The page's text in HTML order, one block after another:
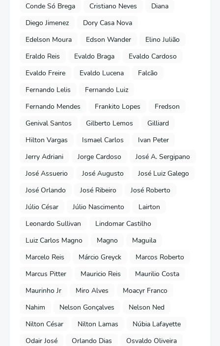
Conde Só Brega
Cristiano Neves
Diana
Diego Jimenez
Dory Casa Nova
Edelson Moura
Edson Wander
Elino Julião
Eraldo Reis
Evaldo Braga
Evaldo Cardoso
Evaldo Freire
Evaldo Lucena
Falcão
Fernando Lelis
Fernando Luiz
Fernando Mendes
Frankito Lopes
Fredson
Genival Santos
Gilberto Lemos
Gilliard
Hilton Vargas
Ismael Carlos
Ivan Peter
Jerry Adriani
Jorge Cardoso
José A. Sergipano
José Assuerio
José Augusto
José Luiz Galego
José Orlando
José Ribeiro
José Roberto
Júlio César
Júlio Nascimento
Lairton
Leonardo Sullivan
Lindomar Castilho
Luiz Carlos Magno
Magno
Maguila
Marcelo Reis
Márcio Greyck
Marcos Roberto
Marcus Pitter
Mauricio Reis
Maurilio Costa
Maurinho Jr
Miro Alves
Moacyr Franco
Nahim
Nelson Gonçalves
Nelson Ned
Nilton César
Nilton Lamas
Núbia Lafayette
Odair José
Orlando Dias
Osvaldo Oliveira